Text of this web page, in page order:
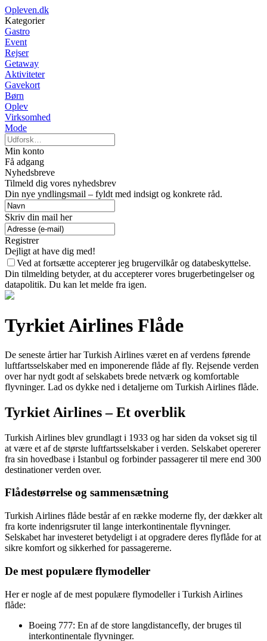
Opleven.dk
Kategorier
Gastro
Event
Rejser
Getaway
Aktiviteter
Gavekort
Børn
Oplev
Virksomhed
Mode
Min konto
Få adgang
Nyhedsbreve
Tilmeld dig vores nyhedsbrev
Din nye yndlingsmail – fyldt med indsigt og konkrete råd.
Skriv din mail her
Registrer
Dejligt at have dig med!
Ved at fortsætte accepterer jeg brugervilkår og databeskyttelse.
Din tilmelding betyder, at du accepterer vores brugerbetingelser og
datapolitik. Du kan let melde fra igen.
Tyrkiet Airlines Flåde
De seneste årtier har Turkish Airlines været en af verdens førende
luftfartsselskaber med en imponerende flåde af fly. Rejsende verden
over har nydt godt af selskabets brede netværk og komfortable
flyvninger. Lad os dykke ned i detaljerne om Turkish Airlines flåde.
Tyrkiet Airlines – Et overblik
Turkish Airlines blev grundlagt i 1933 og har siden da vokset sig til
at være et af de største luftfartsselskaber i verden. Selskabet opererer
fra sin hovedbase i Istanbul og forbinder passagerer til mere end 300
destinationer verden over.
Flådestørrelse og sammensætning
Turkish Airlines flåde består af en række moderne fly, der dækker alt
fra korte indenrigsruter til lange interkontinentale flyvninger.
Selskabet har investeret betydeligt i at opgradere deres flyflåde for at
sikre komfort og sikkerhed for passagererne.
De mest populære flymodeller
Her er nogle af de mest populære flymodeller i Turkish Airlines
flåde:
Boeing 777: En af de store langdistancefly, der bruges til
interkontinentale flyvninger.